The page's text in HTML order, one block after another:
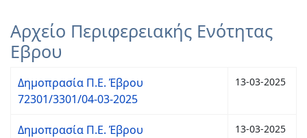
Αρχείο Περιφερειακής Ενότητας
Εβρου
Δημοπρασία Π.Ε. Έβρου
72301/3301/04-03-2025
13-03-2025
Δημοπρασία Π.Ε. Έβρου
13-03-2025